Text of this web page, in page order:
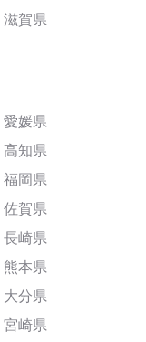
滋賀県
愛媛県
高知県
福岡県
佐賀県
長崎県
熊本県
大分県
宮崎県